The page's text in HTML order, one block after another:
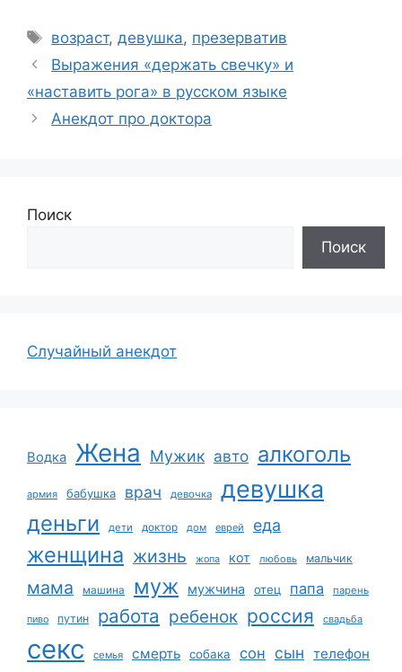
Метки
возраст,девушка, презерватив
Выражения «держать свечку» и
«наставить рога» в русском языке
Анекдот про доктора
Поиск
Поиск
Случайный анекдот
Водка Жена Мужик авто алкоголь
армия бабушка врач девочка девушка
деньги дети доктор дом еврей еда
женщина жизнь жопа кот любовь мальчик
мама машина муж мужчина отец папа парень
пиво путин работа ребенок россия свадьба
секс семья смерть собака сон сын телефон